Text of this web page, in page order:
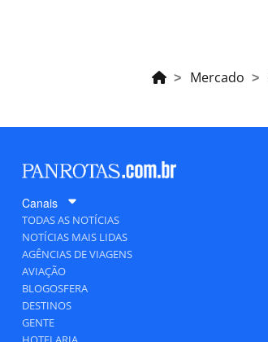
Mercado
Canais
TODAS AS NOTÍCIAS
NOTÍCIAS MAIS LIDAS
AGÊNCIAS DE VIAGENS
AVIAÇÃO
BLOGOSFERA
DESTINOS
GENTE